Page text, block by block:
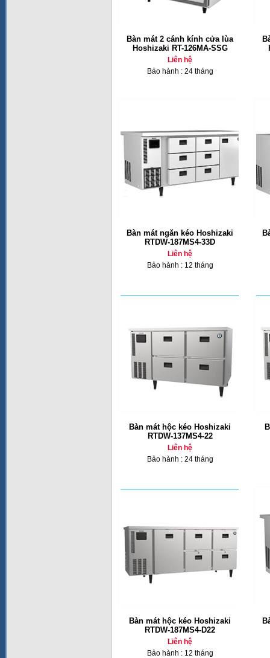
Bàn mát 2 cánh kính cửa lùa
Hoshizaki RT-126MA-SSG
Liên hệ
Bảo hành : 24 tháng
Bàn mát ngăn kéo Hoshizaki
RTDW-187MS4-33D
Liên hệ
Bảo hành : 12 tháng
Bàn mát hộc kéo Hoshizaki
RTDW-137MS4-22
Liên hệ
Bảo hành : 24 tháng
Bàn mát hộc kéo Hoshizaki
RTDW-187MS4-D22
Liên hệ
Bảo hành : 12 tháng